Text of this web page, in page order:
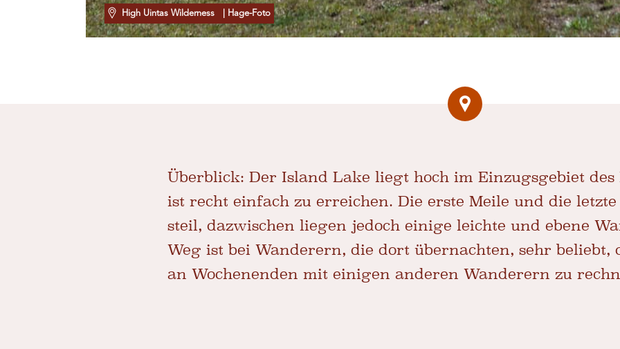
High Uintas Wilderness | Hage-Foto
Überblick: Der Island Lake liegt hoch im Einzugsgebiet des
ist recht einfach zu erreichen. Die erste Meile und die
steil, dazwischen liegen jedoch einige leichte und ebene
Weg ist bei Wanderern, die dort übernachten, sehr beliebt,
an Wochenenden mit einigen anderen Wanderern zu